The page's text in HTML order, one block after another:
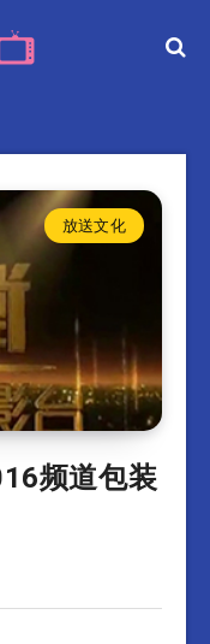
放送文化
频道包装